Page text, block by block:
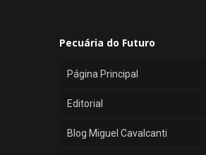
Pecuária do Futuro
Página Principal
Editorial
Blog Miguel Cavalcanti